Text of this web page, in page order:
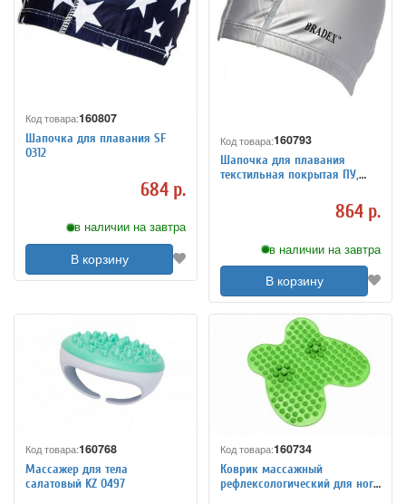
Код товара:160807
Шапочка для плавания SF
0312
684 р.
в наличии на завтра
В корзину
Код товара:160793
Шапочка для плавания
текстильная покрытая ПУ,
864 р.
в наличии на завтра
В корзину
Код товара:160768
Массажер для тела
салатовый KZ 0497
Код товара:160734
Коврик массажный
рефлексологический для ног